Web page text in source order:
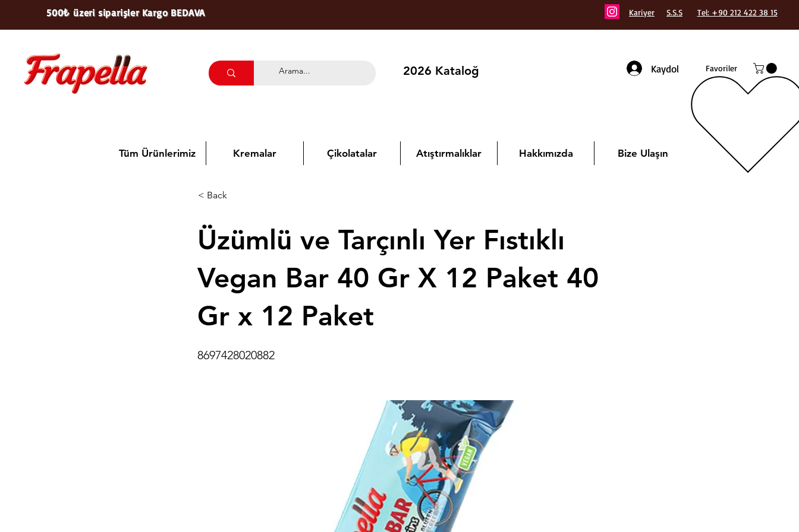
500₺ üzeri siparişler Kargo BEDAVA Kariyer S.S.S Tel: +90 212 422 38 15
2026 Kataloğ Kaydol Favoriler
Tüm Ürünlerimiz Kremalar Çikolatalar Atıştırmalıklar Hakkımızda Bize Ulaşın
< Back
Üzümlü ve Tarçınlı Yer Fıstıklı
Vegan Bar 40 Gr X 12 Paket 40
Gr x 12 Paket
8697428020882